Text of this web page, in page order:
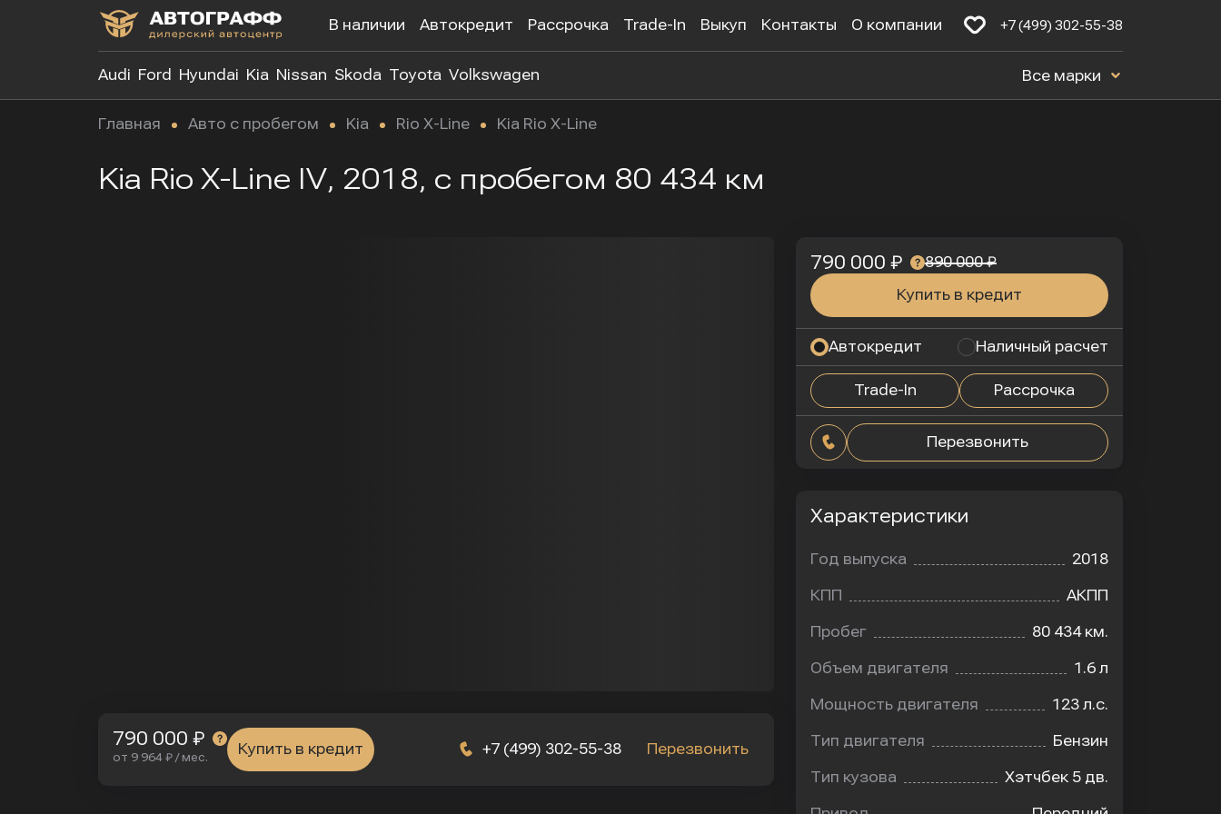
В наличии Автокредит Рассрочка Trade-In Выкуп Контакты О компании +7 (499) 302-55-38
Audi Ford Hyundai Kia Nissan Skoda Toyota Volkswagen Все марки
Главная Авто с пробегом Kia Rio X-Line Kia Rio X-Line
Kia Rio X-Line IV, 2018, с пробегом 80 434 км
790 000 ₽
от 9 964 ₽ / мес. Купить в кредит +7 (499) 302-55-38 Перезвонить
790 000 ₽
890 000 ₽
Купить в кредит
Автокредит Наличный расчет
Trade-In Рассрочка
Перезвонить
Характеристики
Год выпуска 2018
КПП АКПП
Пробег 80 434 км.
Объем двигателя 1.6 л
Мощность двигателя 123 л.с.
Тип двигателя Бензин
Тип кузова Хэтчбек 5 дв.